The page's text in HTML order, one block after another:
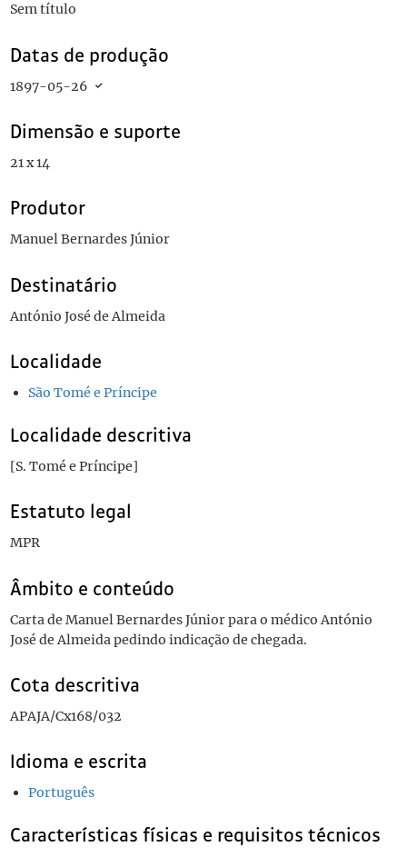
Sem título
Datas de produção
1897-05-26
Dimensão e suporte
21 x 14
Produtor
Manuel Bernardes Júnior
Destinatário
António José de Almeida
Localidade
São Tomé e Príncipe
Localidade descritiva
[S. Tomé e Príncipe]
Estatuto legal
MPR
Âmbito e conteúdo
Carta de Manuel Bernardes Júnior para o médico António
José de Almeida pedindo indicação de chegada.
Cota descritiva
APAJA/Cx168/032
Idioma e escrita
Português
Características físicas e requisitos técnicos